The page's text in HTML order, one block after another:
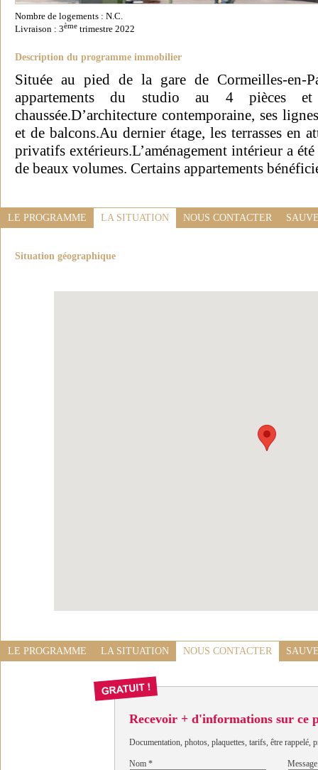
Nombre de logements : N.C.
Livraison : 3ème trimestre 2022
Description du programme immobilier
Située au pied de la gare de Cormeilles-en-
appartements du studio au 4 pièces et
chaussée.D’architecture contemporaine, ses
et de balcons.Au dernier étage, les terrasses en
privatifs extérieurs.L’aménagement intérieur a
de beaux volumes. Certains appartements
LE PROGRAMME LA SITUATION NOUS CONTACTER
Situation géographique
LE PROGRAMME LA SITUATION NOUS CONTACTER
Recevoir + d'informations sur ce
Documentation, photos, plaquettes, tarifs, être rappelé,
Nom * Message